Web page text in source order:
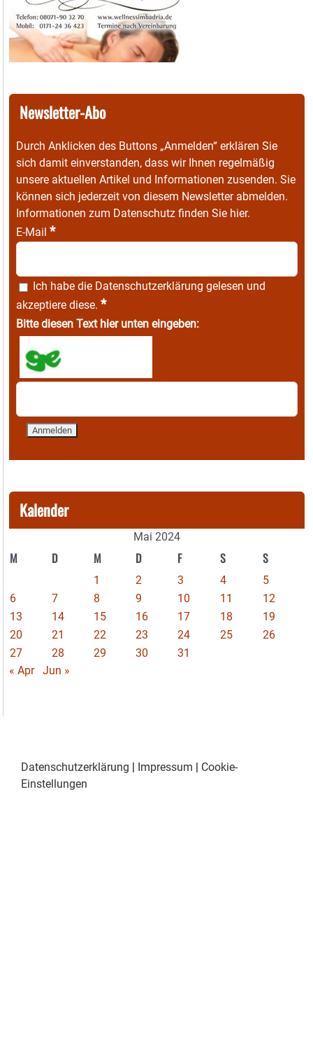
Newsletter-Abo
Durch Anklicken des Buttons „Anmelden“ erklären Sie
sich damit einverstanden, dass wir Ihnen regelmäßig
unsere aktuellen Artikel und Informationen zusenden. Sie
können sich jederzeit von diesem Newsletter abmelden.
Informationen zum Datenschutz finden Sie hier.
E-Mail *
Ich habe die Datenschutzerklärung gelesen und
akzeptiere diese. *
Bitte diesen Text hier unten eingeben:
Kalender
Mai 2024
M D M D F S S
1 2 3 4
5
6
7 8 9 10 11
12
13
14 15 16 17 18
19
20
21 22 23 24 25
26
27
28 29 30
31
« Apr
Jun »
Datenschutzerklärung Impressum
Cookie-
Einstellungen